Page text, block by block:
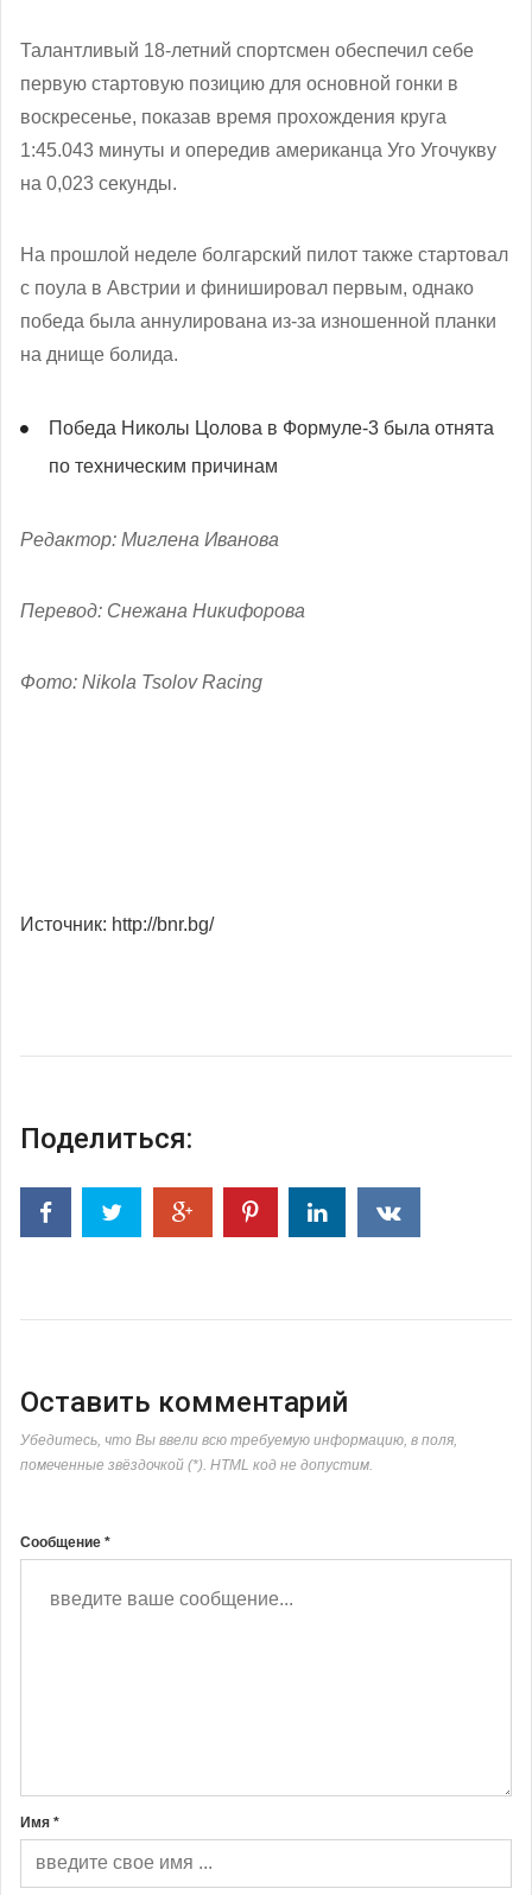
Талантливый 18-летний спортсмен обеспечил себе
первую стартовую позицию для основной гонки в
воскресенье, показав время прохождения круга
1:45.043 минуты и опередив американца Уго Угочукву
на 0,023 секунды.
На прошлой неделе болгарский пилот также стартовал
с поула в Австрии и финишировал первым, однако
победа была аннулирована из-за изношенной планки
на днище болида.
Победа Николы Цолова в Формуле-3 была отнята
по техническим причинам
Редактор: Миглена Иванова
Перевод: Снежана Никифорова
Фото: Nikola Tsolov Racing
Источник: http://bnr.bg/
Поделиться:
Оставить комментарий
Убедитесь, что Вы ввели всю требуемую информацию, в поля,
помеченные звёздочкой (*). HTML код не допустим.
Сообщение *
Имя *